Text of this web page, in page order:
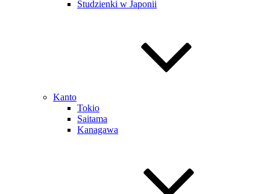
Studzienki w Japonii
Kanto
Tokio
Saitama
Kanagawa